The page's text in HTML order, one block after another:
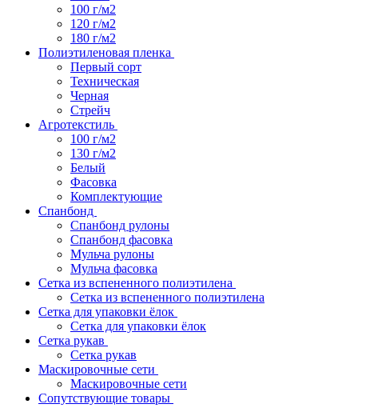
100 г/м2
120 г/м2
180 г/м2
Полиэтиленовая пленка
Первый сорт
Техническая
Черная
Стрейч
Агротекстиль
100 г/м2
130 г/м2
Белый
Фасовка
Комплектующие
Спанбонд
Спанбонд рулоны
Спанбонд фасовка
Мульча рулоны
Мульча фасовка
Сетка из вспененного полиэтилена
Сетка из вспененного полиэтилена
Сетка для упаковки ёлок
Сетка для упаковки ёлок
Сетка рукав
Сетка рукав
Маскировочные сети
Маскировочные сети
Сопутствующие товары